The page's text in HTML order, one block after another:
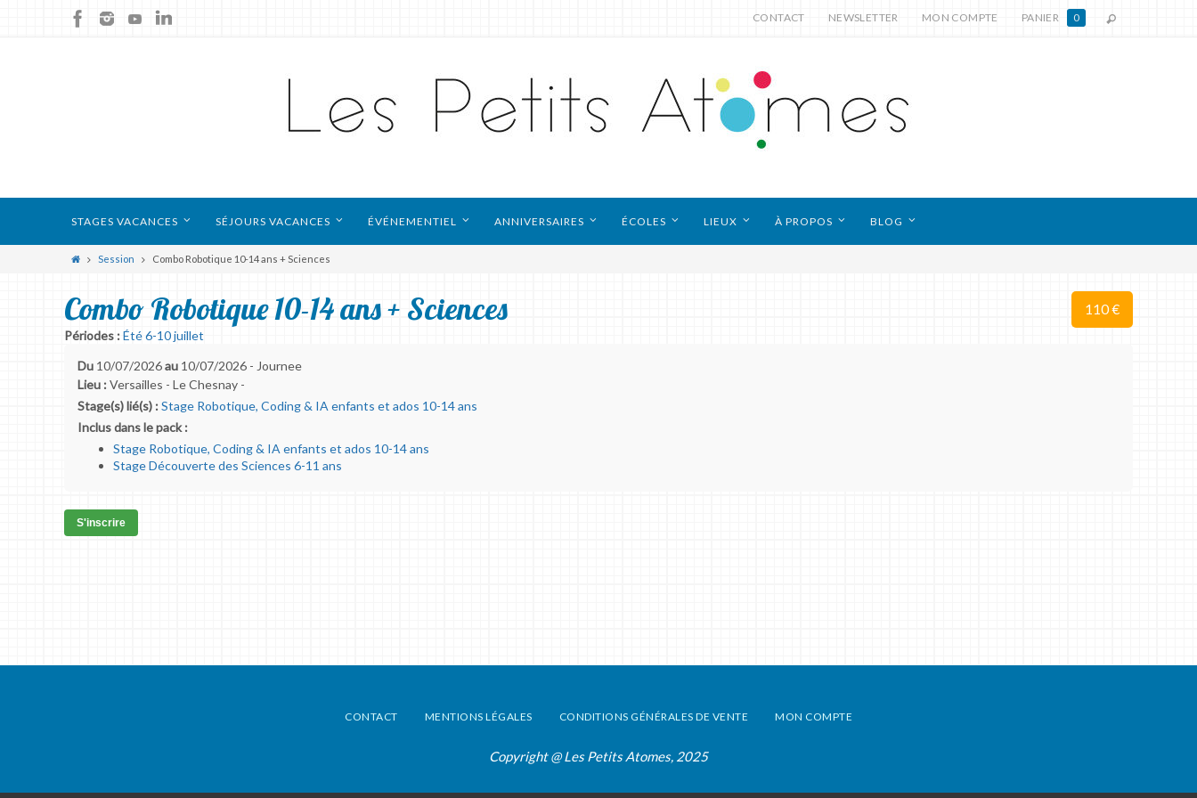
CONTACT NEWSLETTER MON COMPTE PANIER 0
STAGES VACANCES SÉJOURS VACANCES ÉVÉNEMENTIEL ANNIVERSAIRES ÉCOLES LIEUX À PROPOS BLOG
Session Combo Robotique 10-14 ans + Sciences
110 €
Combo Robotique 10-14 ans + Sciences
Périodes :Été 6-10 juillet
Du 10/07/2026au 10/07/2026 - Journee
Lieu :Versailles - Le Chesnay -
Stage(s) lié(s) :Stage Robotique, Coding & IA enfants et ados 10-14 ans
Inclus dans le pack :
Stage Robotique, Coding & IA enfants et ados 10-14 ans
Stage Découverte des Sciences 6-11 ans
S'inscrire
CONTACT MENTIONS LÉGALES CONDITIONS GÉNÉRALES DE VENTE MON COMPTE
Copyright @ Les Petits Atomes, 2025